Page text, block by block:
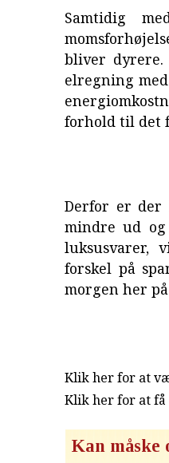
Samtidig
bliver
elregning
forhold til det
Derfor er
mindre ud
luksusvarer,
forskel på
morgen her
Klik her for at
Klik her for at
Kan måske